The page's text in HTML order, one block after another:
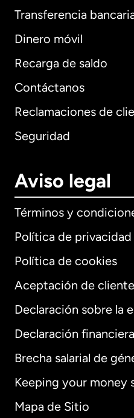
Transferencia
Dinero móvil
Recarga de saldo
Contáctanos
Reclamaciones de
Seguridad
Aviso legal
Términos y
Política de privacidad
Política de cookies
Aceptación de
Declaración sobre la
Declaración financiera
Brecha salarial de
Keeping your money
Mapa de Sitio
Internacional